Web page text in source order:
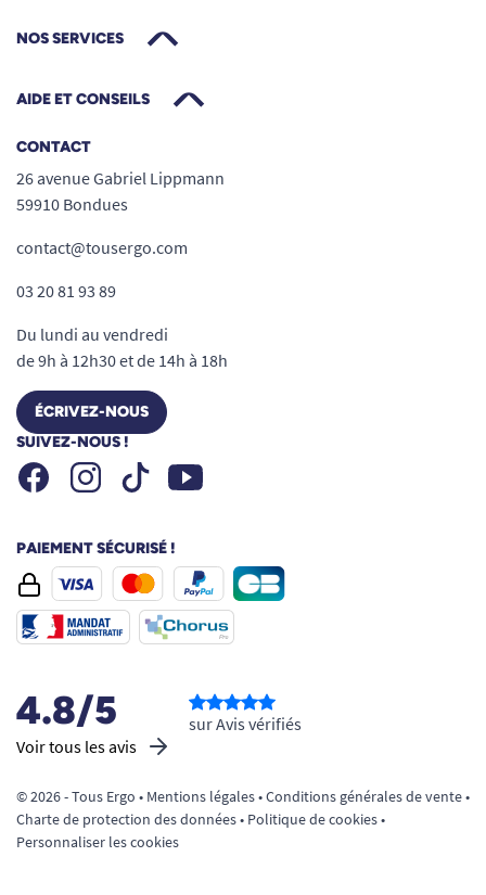
NOS SERVICES
AIDE ET CONSEILS
CONTACT
26 avenue Gabriel Lippmann
59910 Bondues
contact@tousergo.com
03 20 81 93 89
Du lundi au vendredi
de 9h à 12h30 et de 14h à 18h
ÉCRIVEZ-NOUS
SUIVEZ-NOUS !
FacebookInstagramTiktok Youtube
PAIEMENT SÉCURISÉ !
4.8/5
Voir tous les avis
sur Avis vérifiés
© 2026 - Tous Ergo • Mentions légales•Conditions générales de vente•
Charte de protection des données• Politique de cookies•
Personnaliser les cookies